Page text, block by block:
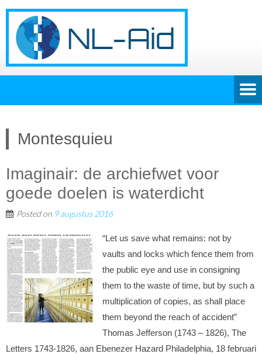
Montesquieu
Imaginair: de archiefwet voor
goede doelen is waterdicht
Posted on 9 augustus 2016
“Let us save what remains: not by
vaults and locks which fence them from
the public eye and use in consigning
them to the waste of time, but by such a
multiplication of copies, as shall place
them beyond the reach of accident”
Thomas Jefferson (1743 – 1826), The
Letters 1743-1826, aan Ebenezer Hazard Philadelphia, 18 februari